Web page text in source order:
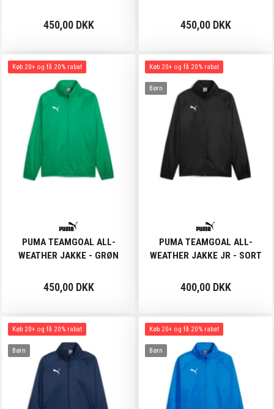
450,00 DKK 450,00 DKK
Køb 20+ og få 20% rabat
PUMA TEAMGOAL ALL-
WEATHER JAKKE - GRØN
450,00 DKK
Køb 20+ og få 20% rabat
Børn
PUMA TEAMGOAL ALL-
WEATHER JAKKE JR - SORT
400,00 DKK
Køb 20+ og få 20% rabat
Børn
Køb 20+ og få 20% rabat
Børn